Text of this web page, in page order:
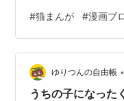
きに懐かしくなって
くり！ ニューキッ
Block - Hangin'
格:1,703円(2022/9/9
#猫まんが #漫画ブ
ゆりつんの自由帳 •
うちの子になった